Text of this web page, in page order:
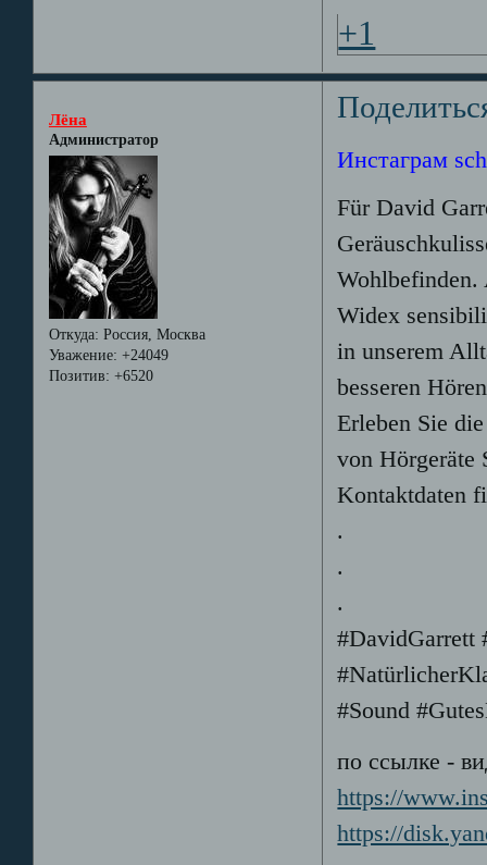
+1
Лёна
Администратор
Откуда: Россия, Москва
Уважение: +24049
Позитив: +6520
Инстаграм
Für David
Wohlbefinden.
Widex
in unserem
besseren
Erleben Sie
von Hörgeräte
Kontaktdaten
.
.
.
#DavidGarrett
#Sound
по ссылке -
https://
https://